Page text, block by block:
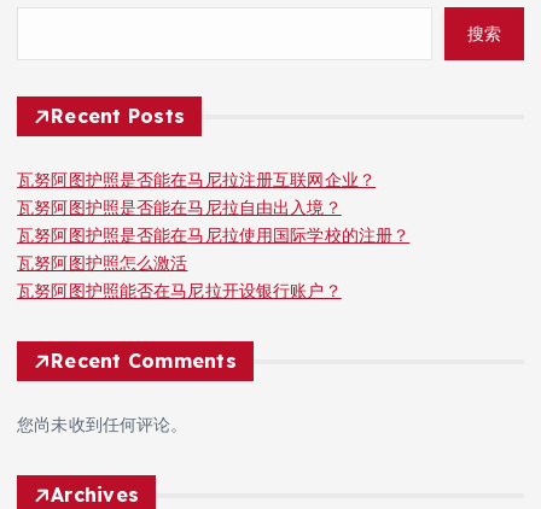
搜索
Recent Posts
瓦努阿图护照是否能在马尼拉注册互联网企业？
瓦努阿图护照是否能在马尼拉自由出入境？
瓦努阿图护照是否能在马尼拉使用国际学校的注册？
瓦努阿图护照怎么激活
瓦努阿图护照能否在马尼拉开设银行账户？
Recent Comments
您尚未收到任何评论。
Archives